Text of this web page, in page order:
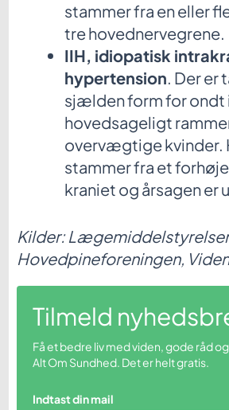
stammer fra en eller
tre hovednervegrene.
IIH, idiopatisk
hypertension. Der er
sjælden form for ondt
hovedsageligt
overvægtige kvinder.
stammer fra et
kraniet og årsagen er
Kilder:
Hovedpineforeningen,
Tilmeld
Få et bedre liv med viden, gode råd
Alt Om Sundhed. Det er helt gratis.
Indtast din mail